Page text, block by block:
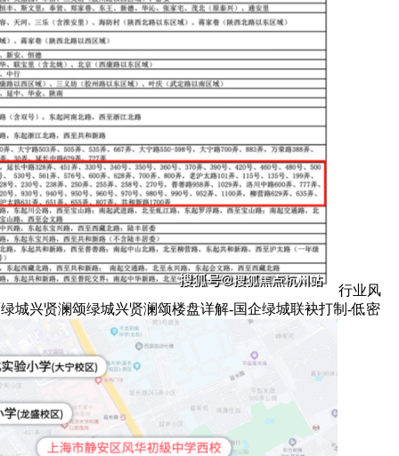
行业风
城兴贤澜颂绿城兴贤澜颂楼盘详解-国企绿城联袂打制-低密